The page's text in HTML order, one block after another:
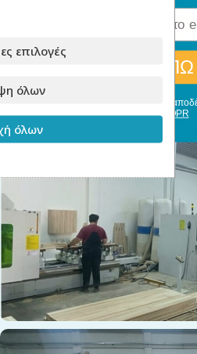
επιλογές
όλων
όλων
[ΘΕΛΩ ΝΑ ΜΠΩ
Με την εγγραφή σου, δηλώνεις ότι
GDPR